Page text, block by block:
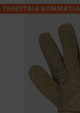
ΤΕΛΕΥΤΑΙΑ ΚΟΜΜΑΤΙΑ